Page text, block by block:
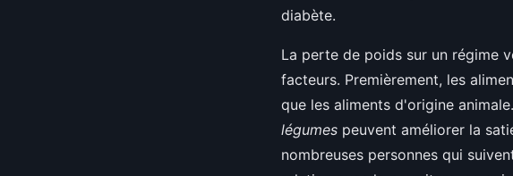
diabète.
La perte de poids sur un régime
facteurs. Premièrement, les
que les aliments d'origine
légumes peuvent améliorer la
nombreuses personnes qui